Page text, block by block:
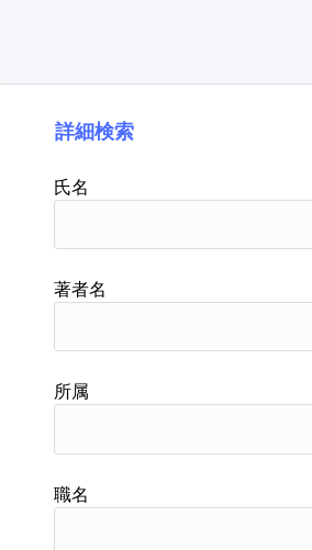
詳細検索
氏名
著者名
所属
職名